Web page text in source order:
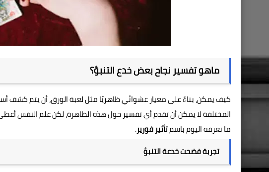
ماهو تفسير نجاح بعض خدع التنبؤ؟
كيف يمكن، بناءً على معيار عشوائي ظاهريًا مثل لعبة الورق، أن يتم كشف
المختلفة لا يمكن أن تقدم أي تفسير حول هذه الظاهرة، لكن علم النفس أعطى
ما نعرفه اليوم باسمتأثير فورير.
تجربة فضحت خدعة التنبؤ